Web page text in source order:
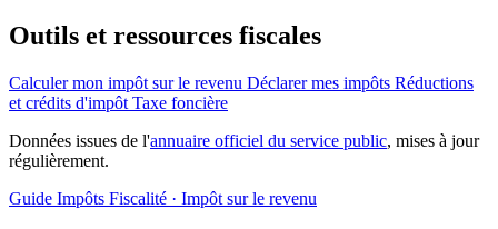
Outils et ressources fiscales
Calculer mon impôt sur le revenu Déclarer mes impôts Réductions
et crédits d'impôt Taxe foncière
Données issues de l'annuaire officiel du service public, mises à jour
régulièrement.
Guide Impôts Fiscalité · Impôt sur le revenu